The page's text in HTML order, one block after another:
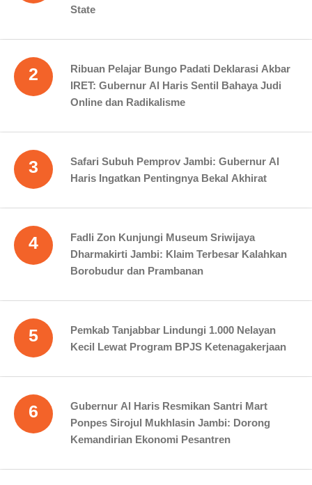
State
2
Ribuan Pelajar Bungo Padati Deklarasi Akbar
IRET: Gubernur Al Haris Sentil Bahaya Judi
Online dan Radikalisme
3
Safari Subuh Pemprov Jambi: Gubernur Al
Haris Ingatkan Pentingnya Bekal Akhirat
4
Fadli Zon Kunjungi Museum Sriwijaya
Dharmakirti Jambi: Klaim Terbesar Kalahkan
Borobudur dan Prambanan
5
Pemkab Tanjabbar Lindungi 1.000 Nelayan
Kecil Lewat Program BPJS Ketenagakerjaan
6
Gubernur Al Haris Resmikan Santri Mart
Ponpes Sirojul Mukhlasin Jambi: Dorong
Kemandirian Ekonomi Pesantren